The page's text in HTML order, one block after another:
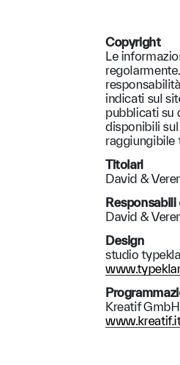
Copyright
Le
indicati sul
pubblicati su
disponibili
raggiungibile
Titolari
David &
David &
Design
studio
Kreatif